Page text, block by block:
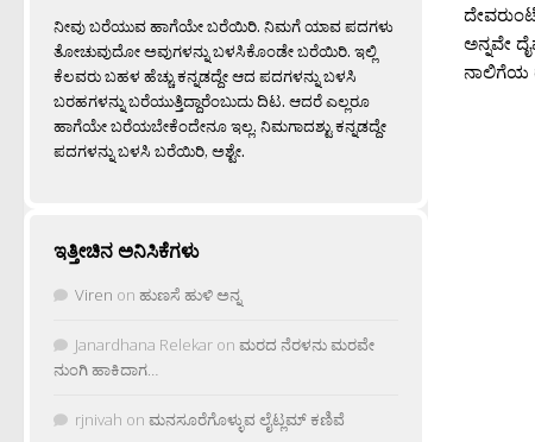
ಅನ್ನವೇ
ನಾಲಿಗೆಯ
ನೀವು ಬರೆಯುವ ಹಾಗೆಯೇ ಬರೆಯಿರಿ. ನಿಮಗೆ ಯಾವ ಪದಗಳು
ತೋಚುವುದೋ ಅವುಗಳನ್ನು ಬಳಸಿಕೊಂಡೇ ಬರೆಯಿರಿ. ಇಲ್ಲಿ
ಕೆಲವರು ಬಹಳ ಹೆಚ್ಚು ಕನ್ನಡದ್ದೇ ಆದ ಪದಗಳನ್ನು ಬಳಸಿ
ಬರಹಗಳನ್ನು ಬರೆಯುತ್ತಿದ್ದಾರೆಂಬುದು ದಿಟ. ಆದರೆ ಎಲ್ಲರೂ
ಹಾಗೆಯೇ ಬರೆಯಬೇಕೆಂದೇನೂ ಇಲ್ಲ. ನಿಮಗಾದಶ್ಟು ಕನ್ನಡದ್ದೇ
ಪದಗಳನ್ನು ಬಳಸಿ ಬರೆಯಿರಿ, ಅಶ್ಟೇ.
ಇತ್ತೀಚಿನ ಅನಿಸಿಕೆಗಳು
Viren on ಹುಣಸೆ ಹುಳಿ ಅನ್ನ
Janardhana Relekar on ಮರದ ನೆರಳನು ಮರವೇ
ನುಂಗಿ ಹಾಕಿದಾಗ…
rjnivah on ಮನಸೂರೆಗೊಳ್ಳುವ ಲೈಟ್ಲಮ್ ಕಣಿವೆ